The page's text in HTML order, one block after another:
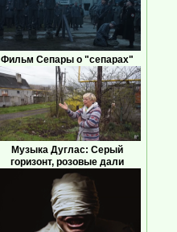
Фильм Сепары о "сепарах"
Музыка Дуглас: Серый
горизонт, розовые дали